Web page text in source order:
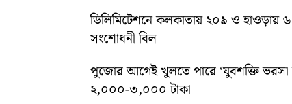
ডিলিমিটেশনে কলকাতায় ২০৯ ও হাওড়ায়
সংশোধনী বিল
পুজোর আগেই খুলতে পারে ‘যুবশক্তি ভরসা
২,০০০-৩,০০০ টাকা